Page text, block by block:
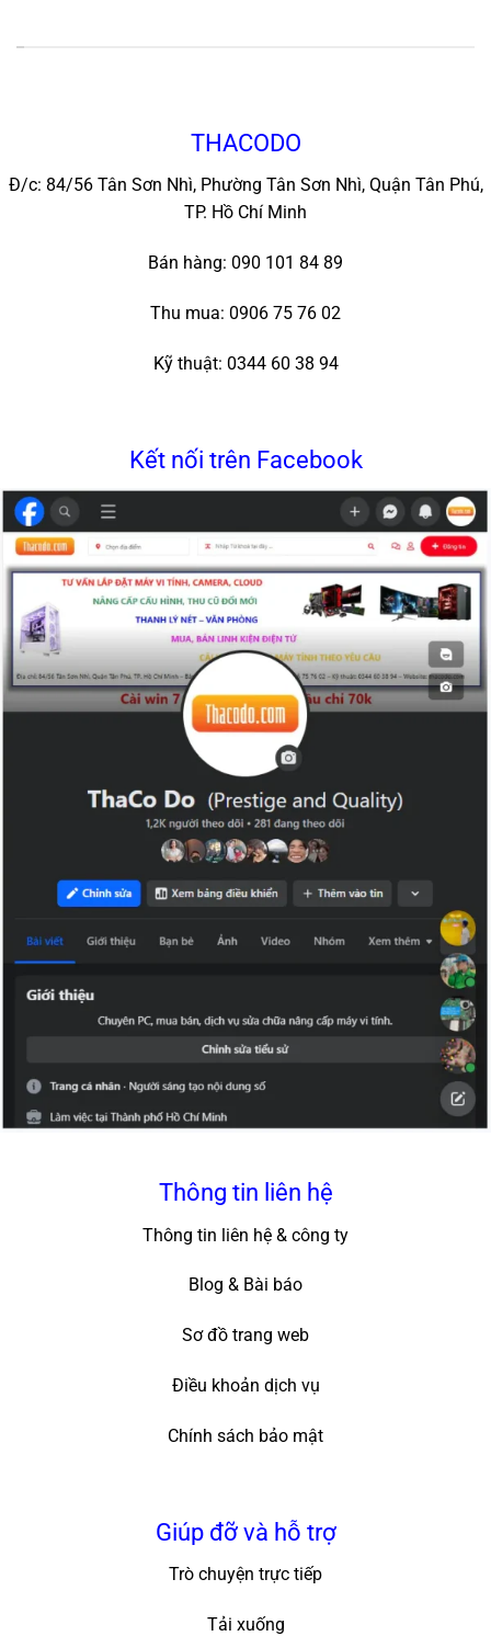
THACODO
Đ/c: 84/56 Tân Sơn Nhì, Phường Tân Sơn Nhì, Quận Tân Phú,
TP. Hồ Chí Minh
Bán hàng: 090 101 84 89
Thu mua: 0906 75 76 02
Kỹ thuật: 0344 60 38 94
Kết nối trên Facebook
Thông tin liên hệ
Thông tin liên hệ & công ty
Blog & Bài báo
Sơ đồ trang web
Điều khoản dịch vụ
Chính sách bảo mật
Giúp đỡ và hỗ trợ
Trò chuyện trực tiếp
Tải xuống